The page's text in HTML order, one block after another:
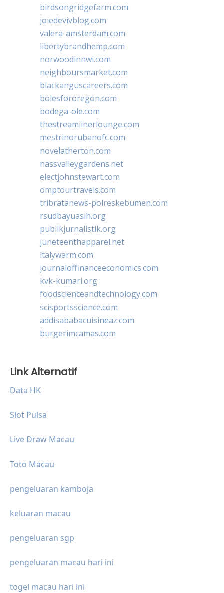
birdsongridgefarm.com
joiedevivblog.com
valera-amsterdam.com
libertybrandhemp.com
norwoodinnwi.com
neighboursmarket.com
blackanguscareers.com
bolesfororegon.com
bodega-ole.com
thestreamlinerlounge.com
mestrinorubanofc.com
novelatherton.com
nassvalleygardens.net
electjohnstewart.com
omptourtravels.com
tribratanews-polreskebumen.com
rsudbayuasih.org
publikjurnalistik.org
juneteenthapparel.net
italywarm.com
journaloffinanceeconomics.com
kvk-kumari.org
foodscienceandtechnology.com
scisportsscience.com
addisababacuisineaz.com
burgerimcamas.com
Link Alternatif
Data HK
Slot Pulsa
Live Draw Macau
Toto Macau
pengeluaran kamboja
keluaran macau
pengeluaran sgp
pengeluaran macau hari ini
togel macau hari ini